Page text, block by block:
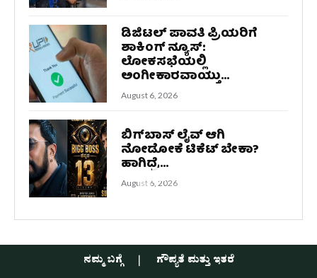
ಡಿಜಿಟಲ್ ಪಾವತಿ ಪ್ರಿಯರಿಗೆ
ಶಾಕಿಂಗ್ ನ್ಯೂಸ್:
ಲೋಕಸಭೆಯಲ್ಲಿ
ಅಂಗೀಕಾರವಾಯ್ತು...
August 6, 2026
ಬಿಗ್‌ಬಾಸ್‌ ಲೈವ್‌ ಆಗಿ
ನೋಡೋಕೆ ಟಿಕೆಟ್‌ ಬೇಕಾ?
ಹಾಗಿದ್ರೆ...
August 6, 2026
ನಮ್ಮ ಬಗ್ಗೆ ಗೌಪ್ಯತೆ ಮತ್ತು ಇತರೆ